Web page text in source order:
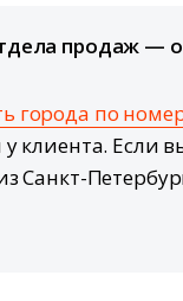
продаж —
города по
клиента. Если
Санкт-